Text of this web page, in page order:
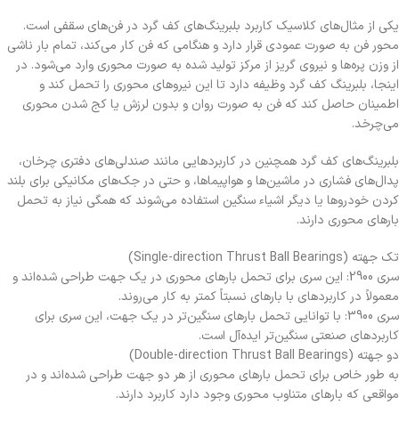
یکی از مثال‌های کلاسیک کاربرد بلبرینگ‌های کف گرد در فن‌های سقفی است.
محور فن به صورت عمودی قرار دارد و هنگامی که فن کار می‌کند، تمام بار ناشی
از وزن پره‌ها و نیروی گریز از مرکز تولید شده به صورت محوری وارد می‌شود. در
اینجا، بلبرینگ کف گرد وظیفه دارد تا این نیروهای محوری را تحمل کند و
اطمینان حاصل کند که فن به صورت روان و بدون لرزش یا کج شدن محوری
می‌چرخد.
بلبرینگ‌های کف گرد همچنین در کاربردهایی مانند صندلی‌های دفتری چرخان،
پدال‌های فشاری در ماشین‌ها و هواپیماها، و حتی در جک‌های مکانیکی برای بلند
کردن خودروها یا دیگر اشیاء سنگین استفاده می‌شوند که همگی نیاز به تحمل
بارهای محوری دارند.
تک جهته (Single-direction Thrust Ball Bearings)
سری 2900: این سری برای تحمل بارهای محوری در یک جهت طراحی شده‌اند و
معمولاً در کاربردهای با بارهای نسبتاً کمتر به کار می‌روند.
سری 3900: با توانایی تحمل بارهای سنگین‌تر در یک جهت، این سری برای
کاربردهای صنعتی سنگین‌تر ایده‌آل است.
دو جهته (Double-direction Thrust Ball Bearings)
به طور خاص برای تحمل بارهای محوری از هر دو جهت طراحی شده‌اند و در
مواقعی که بارهای متناوب محوری وجود دارد کاربرد دارند.